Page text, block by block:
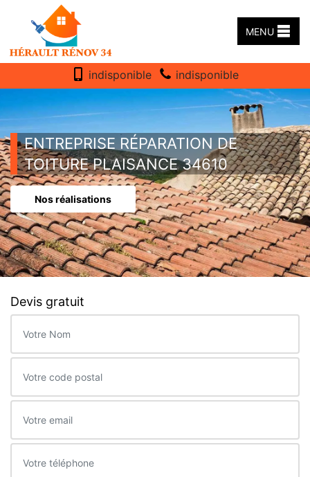
MENU
indisponible indisponible
ENTREPRISE RÉPARATION DE
TOITURE PLAISANCE 34610
Nos réalisations
Devis gratuit